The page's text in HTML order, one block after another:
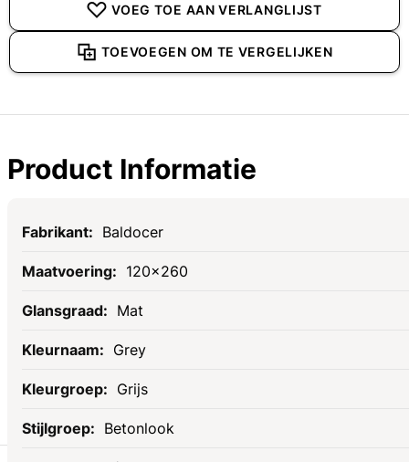
VOEG TOE AAN VERLANGLIJST
TOEVOEGEN OM TE VERGELIJKEN
Product Informatie
Specificaties
Baldocer
120x260
Mat
Grey
Grijs
Betonlook